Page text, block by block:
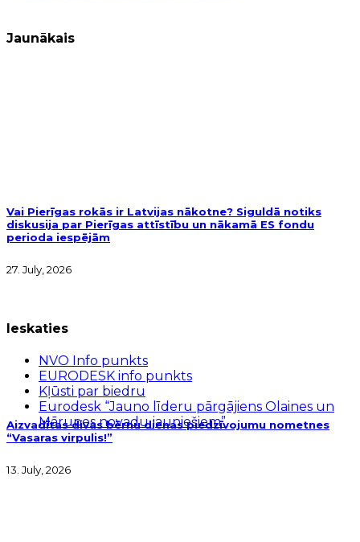
Jaunākais
Vai Pierīgas rokās ir Latvijas nākotne? Siguldā notiks
diskusija par Pierīgas attīstību un nākamā ES fondu
perioda iespējām
27. July, 2026
Aizvadītas divas bērnu dienas piedzīvojumu nometnes
“Vasaras virpulis!”
13. July, 2026
Ieskaties
NVO Info punkts
EURODESK info punkts
Kļūsti par biedru
Eurodesk “Jauno līderu pārgājiens Olaines un
Mārupes novadu jauniešiem”